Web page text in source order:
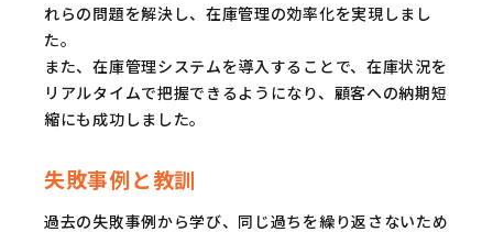
れらの問題を解決し、在庫管理の効率化を実現しまし
た。
また、在庫管理システムを導入することで、在庫状況を
リアルタイムで把握できるようになり、顧客への納期短
縮にも成功しました。
失敗事例と教訓
過去の失敗事例から学び、同じ過ちを繰り返さないため